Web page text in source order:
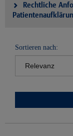
Rechtliche
Sortieren nach: